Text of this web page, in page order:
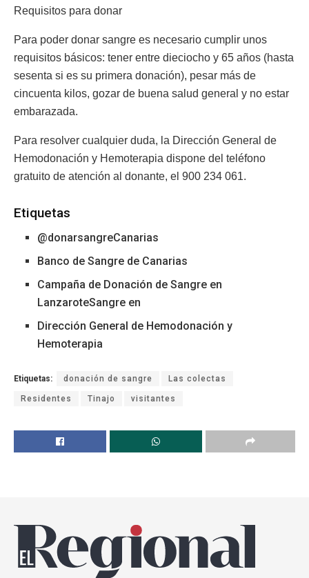
Requisitos para donar
Para poder donar sangre es necesario cumplir unos
requisitos básicos: tener entre dieciocho y 65 años (hasta
sesenta si es su primera donación), pesar más de
cincuenta kilos, gozar de buena salud general y no estar
embarazada.
Para resolver cualquier duda, la Dirección General de
Hemodonación y Hemoterapia dispone del teléfono
gratuito de atención al donante, el 900 234 061.
Etiquetas
@donarsangreCanarias
Banco de Sangre de Canarias
Campaña de Donación de Sangre en
LanzaroteSangre en
Dirección General de Hemodonación y
Hemoterapia
Etiquetas: donación de sangre Las colectas
Residentes Tinajo visitantes